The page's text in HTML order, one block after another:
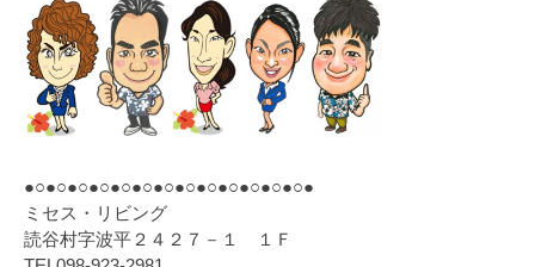
●○●○●○●○●○●○●○●○●○●○●○●○●○●
ミセス・リビング
読谷村字波平２４２７－１ １Ｆ